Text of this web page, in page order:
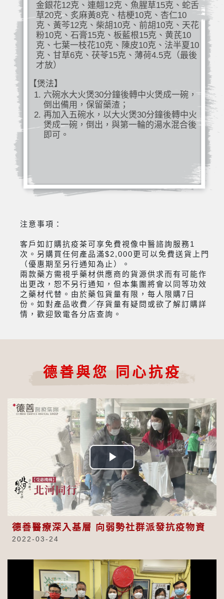
金銀花12克、連翹12克、魚腥草15克、蛇舌
草20克、炙麻黃8克、桔梗10克、杏仁10
克、黃芩12克、柴胡10克、前胡10克、天花
粉10克、石膏15克、板藍根15克、黄芪10
克、七葉一枝花10克、陳皮10克、法半夏10
克、甘草6克、茯苓15克、薄荷4.5克（最後
才放）
【煲法】
六碗水大火煲30分鐘後轉中火煲成一碗，
倒出備用，保留藥渣；
再加入五碗水，以大火煲30分鐘後轉中火
煲成一碗，倒出，與第一輪的湯水混合後
即可。
注意事項：
客戶如訂購抗疫茶可享免費視像中醫諮詢服務1
次。另購買任何產品滿$2,000更可以免費送貨上門
（優惠期至另行通知為止）。
兩款藥方需視乎藥材供應商的貨源供求而有可能作
出更改，恕不另行通知，但本集團將會以同等功效
之藥材代替。由於藥包貨量有限，每人限購7日
份。如對產品收費／存貨量有疑問或欲了解訂購詳
情，歡迎致電各分店查詢。
德善與您 同心抗疫
Play
Video
德善醫療深入基層 向弱勢社群派發抗疫物資
2022-03-24